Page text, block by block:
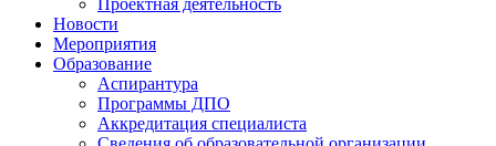
Проектная деятельность
Новости
Мероприятия
Образование
Аспирантура
Программы ДПО
Аккредитация специалиста